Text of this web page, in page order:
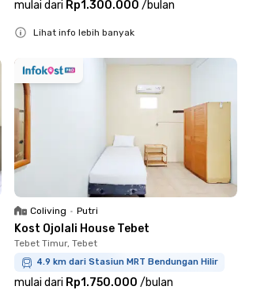
mulai dari Rp1.300.000 /bulan
Lihat info lebih banyak
Coliving • Putri
Kost Ojolali House Tebet
Tebet Timur, Tebet
4.9 km dari Stasiun MRT Bendungan Hilir
mulai dari Rp1.750.000 /bulan